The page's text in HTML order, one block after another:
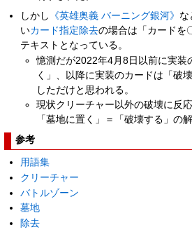
しかし
《英雄奥義 バーニング銀河》 な
いカード指定除去の場合は「カードを
テキストとなっている。
憶測だが2022年4月8日以前に実装
く」、以降に実装のカードは「破
しただけと思われる。
現状クリーチャー以外の破壊に反
「墓地に置く」＝「破壊する」の
参考
用語集
クリーチャー
バトルゾーン
墓地
除去